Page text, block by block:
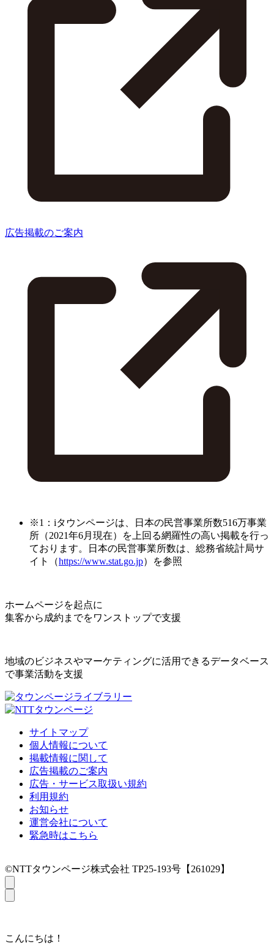
広告掲載のご案内
※1：iタウンページは、日本の民営事業所数516万事業
所（2021年6月現在）を上回る網羅性の高い掲載を行っ
ております。日本の民営事業所数は、総務省統計局サ
イト（https://www.stat.go.jp）を参照
ホームページを起点に
集客から成約までをワンストップで支援
地域のビジネスやマーケティングに活用できるデータベース
で事業活動を支援
サイトマップ
個人情報について
掲載情報に関して
広告掲載のご案内
広告・サービス取扱い規約
利用規約
お知らせ
運営会社について
緊急時はこちら
©NTTタウンページ株式会社 TP25-193号【261029】
こんにちは！